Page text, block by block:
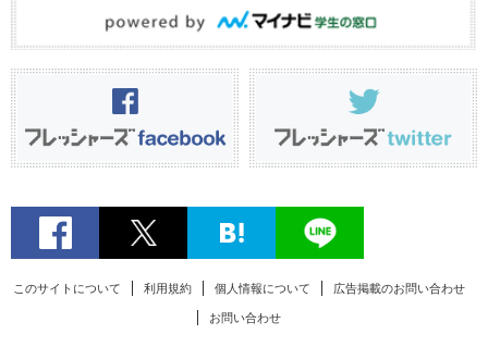
このサイトについて 利用規約 個人情報について 広告掲載のお問い合わせ
お問い合わせ